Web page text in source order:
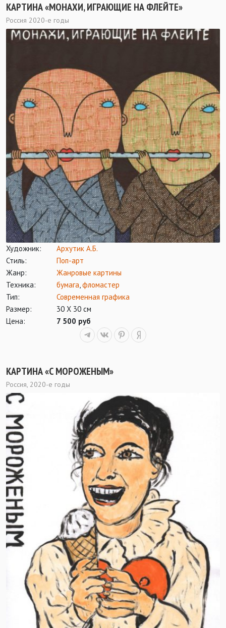
КАРТИНА «МОНАХИ, ИГРАЮЩИЕ НА ФЛЕЙТЕ»
Россия 2020-е годы
Художник:
Архутик А.Б.
Стиль:
Поп-арт
Жанр:
Жанровые картины
Техника:
бумага,фломастер
Тип:
Современная графика
Размер:
30 Х 30 см
Цена:
7 500 руб
КАРТИНА «С МОРОЖЕНЫМ»
Россия, 2020-е годы